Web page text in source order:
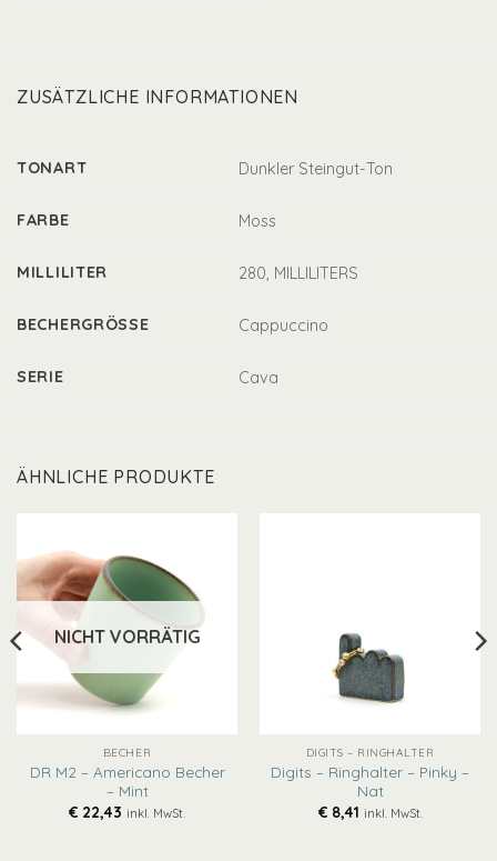
ZUSÄTZLICHE INFORMATIONEN
TONART Dunkler Steingut-Ton
FARBE Moss
MILLILITER 280, MILLILITERS
BECHERGRÖSSE Cappuccino
SERIE Cava
ÄHNLICHE PRODUKTE
NICHT VORRÄTIG
BECHER
DR M2 – Americano Becher
– Mint
€ 22,43 inkl. MwSt.
DIGITS – RINGHALTER
Digits – Ringhalter – Pinky –
Nat
€8,41 inkl. MwSt.